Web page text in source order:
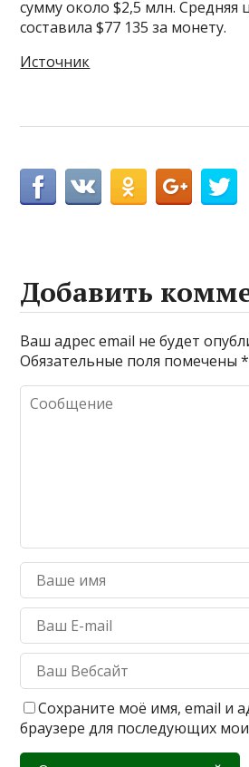
сумму около $2,5 млн. Средняя
составила $77 135 за монету.
Источник
Добавить
Ваш адрес email не будет
Обязательные поля помечены*
Сохраните моё имя, email и
браузере для последующих